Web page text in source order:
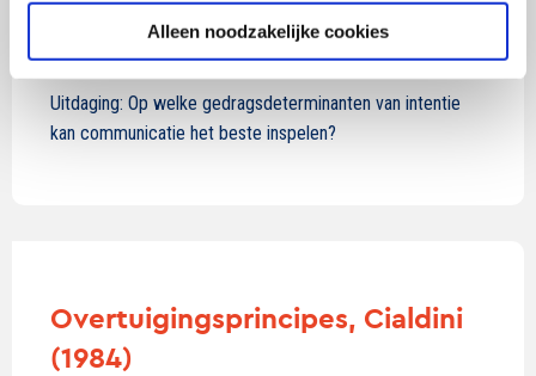
Alleen noodzakelijke cookies
Theorie van Gepland Gedrag
(TPB), Ajzen (1985)
Uitdaging: Op welke gedragsdeterminanten van intentie
kan communicatie het beste inspelen?
Overtuigingsprincipes, Cialdini
(1984)